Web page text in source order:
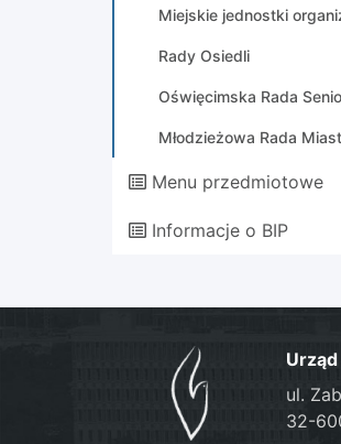
Miejskie jednostki
Rady Osiedli
Oświęcimska Rada
Młodzieżowa Rada
Menu przedmiotowe
Informacje o BIP
ul.
32-